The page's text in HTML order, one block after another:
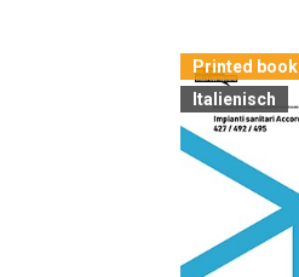
Printed book
Italienisch